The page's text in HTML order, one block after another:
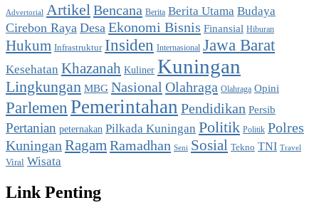
Advertorial Artikel Bencana Berita Berita Utama Budaya
Cirebon Raya Desa Ekonomi Bisnis Finansial Hiburan
Hukum Infrastruktur Insiden Internasional Jawa Barat
Kesehatan Khazanah Kuliner Kuningan
Lingkungan MBG Nasional Olahraga Olahraga Opini
Parlemen Pemerintahan Pendidikan Persib
Pertanian peternakan Pilkada Kuningan Politik Politik Polres
Kuningan Ragam Ramadhan Seni Sosial Tekno TNI Travel
Viral Wisata
Link Penting